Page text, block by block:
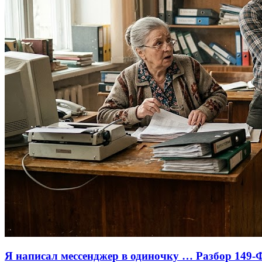
Я написал мессенджер в одиночку … Разбор 149-